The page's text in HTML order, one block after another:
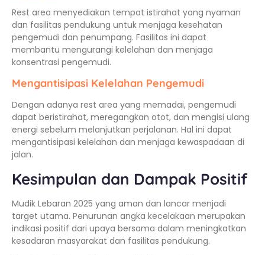
Rest area menyediakan tempat istirahat yang nyaman
dan fasilitas pendukung untuk menjaga kesehatan
pengemudi dan penumpang. Fasilitas ini dapat
membantu mengurangi kelelahan dan menjaga
konsentrasi pengemudi.
Mengantisipasi Kelelahan Pengemudi
Dengan adanya rest area yang memadai, pengemudi
dapat beristirahat, meregangkan otot, dan mengisi ulang
energi sebelum melanjutkan perjalanan. Hal ini dapat
mengantisipasi kelelahan dan menjaga kewaspadaan di
jalan.
Kesimpulan dan Dampak Positif
Mudik Lebaran 2025 yang aman dan lancar menjadi
target utama. Penurunan angka kecelakaan merupakan
indikasi positif dari upaya bersama dalam meningkatkan
kesadaran masyarakat dan fasilitas pendukung.